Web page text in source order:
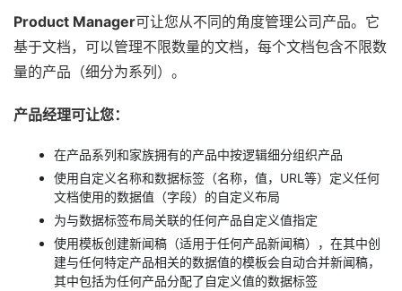
Product Manager可让您从不同的角度管理公司产品。它
基于文档，可以管理不限数量的文档，每个文档包含不限数
量的产品（细分为系列）。
产品经理可让您：
在产品系列和家族拥有的产品中按逻辑细分组织产品
使用自定义名称和数据标签（名称，值，URL等）定义任何
文档使用的数据值（字段）的自定义布局
为与数据标签布局关联的任何产品自定义值指定
使用模板创建新闻稿（适用于任何产品新闻稿），在其中创
建与任何特定产品相关的数据值的模板会自动合并新闻稿，
其中包括为任何产品分配了自定义值的数据标签